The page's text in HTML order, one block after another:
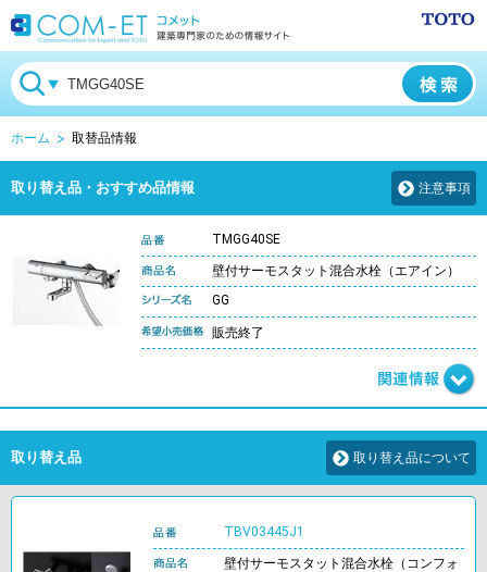
ホーム 取替品情報
取り替え品・おすすめ品情報 注意事項
TMGG40SE
壁付サーモスタット混合水栓（エアイン）
GG
販売終了
取り替え品 取り替え品について
TBV03445J1
壁付サーモスタット混合水栓（コンフォ